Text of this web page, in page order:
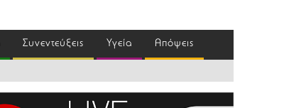
Συνεντεύξεις Υγεία Απόψεις